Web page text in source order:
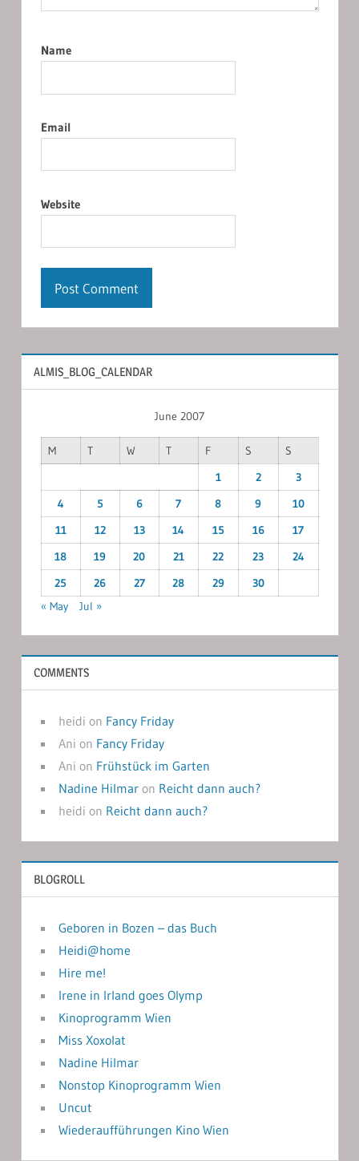
Name
Email
Website
ALMIS_BLOG_CALENDAR
June 2007
M T W T F S
S
1
2
3
4
5 6 7 8 9
10
11
12 13 14 15 16
17
18
19 20 21 22 23
24
25
26 27 28 29
30
« May
Jul »
COMMENTS
heidi on Fancy Friday
Ani on Fancy Friday
Ani on Frühstück im Garten
Nadine Hilmaron Reicht dann auch?
heidi on Reicht dann auch?
BLOGROLL
Geboren in Bozen – das Buch
Heidi@home
Hire me!
Irene in Irland goes Olymp
Kinoprogramm Wien
Miss Xoxolat
Nadine Hilmar
Nonstop Kinoprogramm Wien
Uncut
Wiederaufführungen Kino Wien